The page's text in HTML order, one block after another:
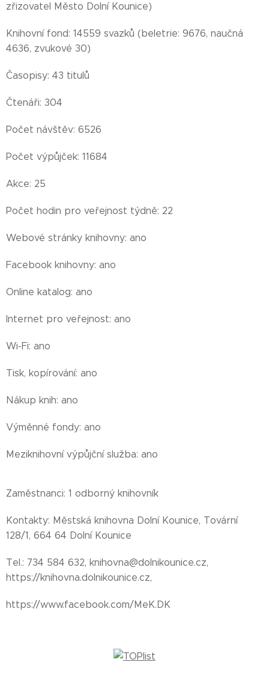
zřizovatel Město Dolní Kounice)
Knihovní fond: 14559 svazků (beletrie: 9676, naučná
4636, zvukové 30)
Časopisy: 43 titulů
Čtenáři: 304
Počet návštěv: 6526
Počet výpůjček: 11684
Akce: 25
Počet hodin pro veřejnost týdně: 22
Webové stránky knihovny: ano
Facebook knihovny: ano
Online katalog: ano
Internet pro veřejnost: ano
Wi-Fi: ano
Tisk, kopírování: ano
Nákup knih: ano
Výměnné fondy: ano
Meziknihovní výpůjční služba: ano
Zaměstnanci: 1 odborný knihovník
Kontakty: Městská knihovna Dolní Kounice, Tovární
128/1, 664 64 Dolní Kounice
Tel.: 734 584 632, knihovna@dolnikounice.cz,
https://knihovna.dolnikounice.cz,
https://www.facebook.com/MeK.DK